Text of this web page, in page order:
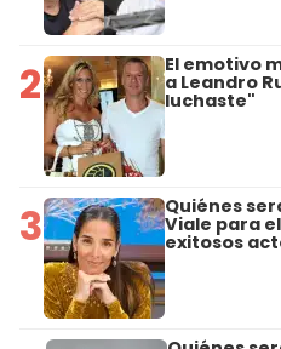
2 El emotivo
a Leandro
luchaste"
3 Quiénes
Viale para
exitosos